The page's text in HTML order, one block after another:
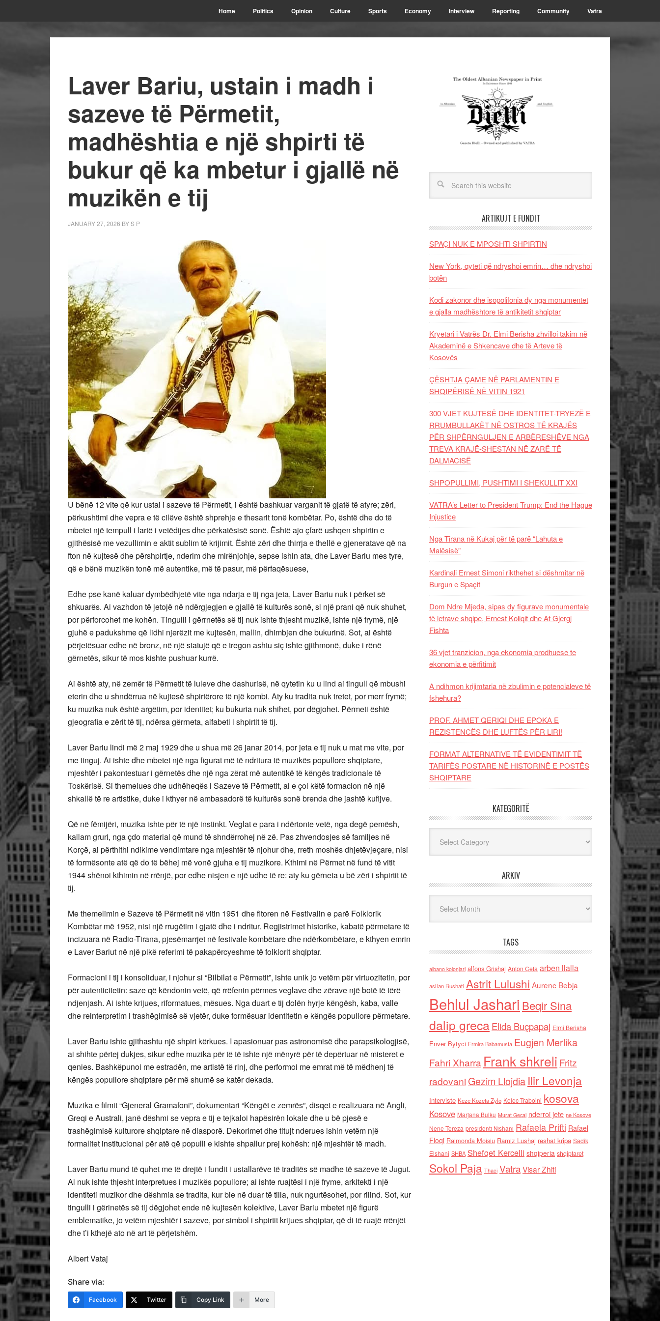
Home Politics Opinion Culture Sports Economy Interview Reporting Community Vatra
Laver Bariu, ustain i madh i
sazeve të Përmetit,
madhështia e një shpirti të
bukur që ka mbetur i gjallë në
muzikën e tij
JANUARY 27, 2026 BYS P
U bënë 12 vite që kur ustai i sazeve të Përmetit, i është bashkuar varganit të gjatë të atyre; zëri,
përkushtimi dhe vepra e të cilëve është shprehje e thesarit tonë kombëtar. Po, është dhe do të
mbetet një tempull i lartë i vetëdijes dhe përkatësisë sonë. Është ajo çfarë ushqen shpirtin e
gjithësisë me vezullimin e aktit sublim të krijimit. Është zëri dhe thirrja e thellë e gjeneratave që na
fton në kujtesë dhe përshpirtje, nderim dhe mirënjohje, sepse ishin ata, dhe Laver Bariu mes tyre,
që e bënë muzikën tonë më autentike, më të pasur, më përfaqësuese,
Edhe pse kanë kaluar dymbëdhjetë vite nga ndarja e tij nga jeta, Laver Bariu nuk i përket së
shkuarës. Ai vazhdon të jetojë në ndërgjegjen e gjallë të kulturës sonë, si një prani që nuk shuhet,
por përforcohet me kohën. Tingulli i gërrnetës së tij nuk ishte thjesht muzikë, ishte një frymë, një
gjuhë e padukshme që lidhi njerëzit me kujtesën, mallin, dhimbjen dhe bukurinë. Sot, ai është
përjetësuar edhe në bronz, në një statujë që e tregon ashtu siç ishte gjithmonë, duke i rënë
gërnetës, sikur të mos kishte pushuar kurrë.
Ai është aty, në zemër të Përmetit të luleve dhe dashurisë, në qytetin ku u lind ai tingull që mbushi
eterin dhe u shndërrua në kujtesë shpirtërore të një kombi. Aty ku tradita nuk tretet, por merr frymë;
ku muzika nuk është argëtim, por identitet; ku bukuria nuk shihet, por dëgjohet. Përmeti është
gjeografia e zërit të tij, ndërsa gërrneta, alfabeti i shpirtit të tij.
Laver Bariu lindi më 2 maj 1929 dhe u shua më 26 janar 2014, por jeta e tij nuk u mat me vite, por
me tinguj. Ai ishte dhe mbetet një nga figurat më të ndritura të muzikës popullore shqiptare,
mjeshtër i pakontestuar i gërnetës dhe një nga zërat më autentikë të këngës tradicionale të
Toskërisë. Si themelues dhe udhëheqës i Sazeve të Përmetit, ai e çoi këtë formacion në një
shkallë të re artistike, duke i kthyer në ambasadorë të kulturës sonë brenda dhe jashtë kufijve.
Që në fëmijëri, muzika ishte për të një instinkt. Veglat e para i ndërtonte vetë, nga degë pemësh,
kallam gruri, nga çdo material që mund të shndërrohej në zë. Pas zhvendosjes së familjes në
Korçë, ai përthithi ndikime vendimtare nga mjeshtër të njohur dhe, rreth moshës dhjetëvjeçare, nisi
të formësonte atë që do të bëhej më vonë gjuha e tij muzikore. Kthimi në Përmet në fund të vitit
1944 shënoi kthimin në rrënjë, por edhe nisjen e një udhe të re: aty ku gërneta u bë zëri i shpirtit të
tij.
Me themelimin e Sazeve të Përmetit në vitin 1951 dhe fitoren në Festivalin e parë Folklorik
Kombëtar më 1952, nisi një rrugëtim i gjatë dhe i ndritur. Regjistrimet historike, kabatë përmetare të
incizuara në Radio-Tirana, pjesëmarrjet në festivale kombëtare dhe ndërkombëtare, e kthyen emrin
e Laver Bariut në një pikë referimi të pakapërcyeshme të folklorit shqiptar.
Formacioni i tij i konsoliduar, i njohur si “Bilbilat e Përmetit”, ishte unik jo vetëm për virtuozitetin, por
për autenticitetin: saze që këndonin vetë, që rrëfenin përmes veglave dhe zërave një botë të tërë
ndjenjash. Ai ishte krijues, riformatues, mësues. Nga duart e tij dolën hyrje këngësh, kaba, valle
dhe reinterpretim i trashëgimisë së vjetër, duke formësuar identitetin e këngës popullore përmetare.
Laver Bariu ishte gjithashtu një shpirt kërkues. I apasionuar pas astronomisë dhe parapsikologjisë,
ai shihte përtej dukjes, sikur edhe muzika për të të ishte një mënyrë për të depërtuar në misteret e
qenies. Bashkëpunoi me estradën, me artistë të rinj, dhe performoi me emrat më të mëdhenj të
këngës popullore shqiptare për më shumë se katër dekada.
Muzika e filmit “Gjeneral Gramafoni”, dokumentari “Këngët e zemrës”, disqet e realizuara në Angli,
Greqi e Australi, janë dëshmi se vepra e tij e tejkaloi hapësirën lokale dhe u bë pjesë e
trashëgimisë kulturore shqiptare në diasporë. Dekorimet dhe titujt nderues ishin vetëm një
formalitet institucional për atë që populli e kishte shpallur prej kohësh: një mjeshtër të madh.
Laver Bariu mund të quhet me të drejtë i fundit i ustallarëve të traditës së madhe të sazeve të Jugut.
Ai nuk ishte thjesht interpretues i muzikës popullore; ai ishte ruajtësi i një fryme, arkitekti i një
identiteti muzikor dhe dëshmia se tradita, kur bie në duar të tilla, nuk ngurtësohet, por rilind. Sot, kur
tingulli i gërinetës së tij dëgjohet ende në kujtesën kolektive, Laver Bariu mbetet një figurë
emblematike, jo vetëm mjeshtër i sazeve, por simbol i shpirtit krijues shqiptar, që di të ruajë rrënjët
dhe t’i kthejë ato në art të përjetshëm.
Albert Vataj
Share via:
Facebook Twitter Copy Link More
ARTIKUJT E FUNDIT
SPAÇI NUK E MPOSHTI SHPIRTIN
New York, qyteti që ndryshoi emrin… dhe ndryshoi
botën
Kodi zakonor dhe isopolifonia dy nga monumentet
e gjalla madhështore të antikitetit shqiptar
Kryetari i Vatrës Dr. Elmi Berisha zhvilloi takim në
Akademinë e Shkencave dhe të Arteve të
Kosovës
ÇËSHTJA ÇAME NË PARLAMENTIN E
SHQIPËRISË NË VITIN 1921
300 VJET KUJTESË DHE IDENTITET-TRYEZË E
RRUMBULLAKËT NË OSTROS TË KRAJËS
PËR SHPËRNGULJEN E ARBËRESHËVE NGA
TREVA KRAJË-SHESTAN NË ZARË TË
DALMACISË
SHPOPULLIMI, PUSHTIMI I SHEKULLIT XXI
VATRA’s Letter to President Trump: End the Hague
Injustice
Nga Tirana në Kukaj për të parë “Lahuta e
Malësisë”
Kardinali Ernest Simoni rikthehet si dëshmitar në
Burgun e Spaçit
Dom Ndre Mjeda, sipas dy figurave monumentale
të letrave shqipe, Ernest Koliqit dhe At Gjergj
Fishta
36 vjet tranzicion, nga ekonomia prodhuese te
ekonomia e përfitimit
A ndihmon krijimtaria në zbulimin e potencialeve të
fshehura?
PROF. AHMET QERIQI DHE EPOKA E
REZISTENCЁS DHE LUFTЁS PЁR LIRI!
FORMAT ALTERNATIVE TË EVIDENTIMIT TË
TARIFËS POSTARE NË HISTORINË E POSTËS
SHQIPTARE
KATEGORITË
ARKIV
TAGS
albano kolonjari alfons Grishaj Anton Cefa arben llalla
asllan Bushati Astrit Lulushi Aurenc Bebja
Behlul Jashari Beqir Sina
dalip grecaElida Buçpapaj Elmi Berisha
Enver Bytyci Ermira Babamusta Eugjen Merlika
Fahri Xharra Frank shkreli Fritz
radovaniGezim Llojdia Ilir Levonja
Interviste Keze Kozeta Zylo Kolec Traboini kosova
Kosove Marjana Bulku Murat Gecaj nderroi jete ne Kosove
Nene Tereza presidenti Nishani Rafaela Prifti Rafael
Floqi Raimonda Moisiu Ramiz Lushaj reshat kripa Sadik
Elshani SHBA Shefqet Kercelli shqiperia shqiptaret
Sokol Paja Thaci VatraVisar Zhiti